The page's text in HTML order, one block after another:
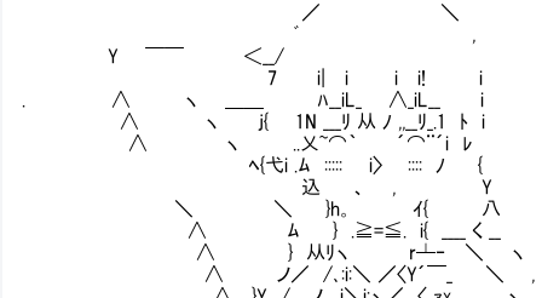
／ ＼
ﾞ ,
Y ￣￣ ＜__/
7 i| i i i! i
. ∧ ヽ ＿＿ ﾊ__iL_ ∧_iL__ i
∧ ヽ j{ 1N ___ﾘ 从 ﾉ ,,__ﾘ_.1 ﾄ i
∧ ヽ ..乂~⌒｀ ´⌒¨´i ﾚ
ﾍ{弋i .ﾑ ::::: i〉 :::: ﾉ {
込 、 , Y
＼ ＼ }h。 ｲ{ 八
∧ ﾑ } .≧=≦. i{ ____ く __
∧ } 从ﾘヽ r┴‐ ＼ ヽ
∧ ノ／ /､:i:＼ ／〈Y´￣_ ＼ , 【「スリングショ